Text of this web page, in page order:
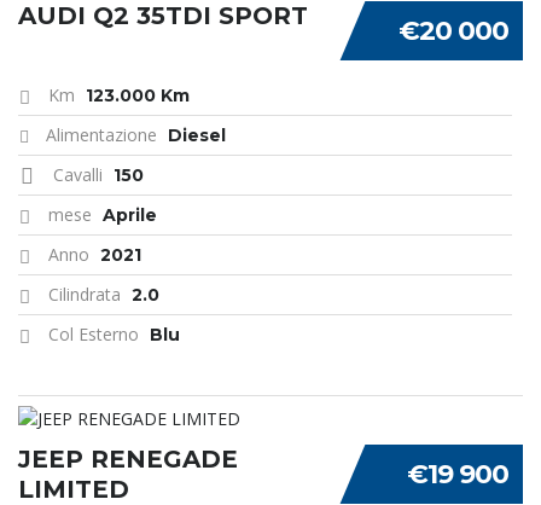
€20 000
AUDI Q2 35TDI SPORT
Km 123.000 Km
Alimentazione Diesel
Cavalli 150
mese Aprile
Anno 2021
Cilindrata 2.0
Col Esterno Blu
€19 900
JEEP RENEGADE
LIMITED